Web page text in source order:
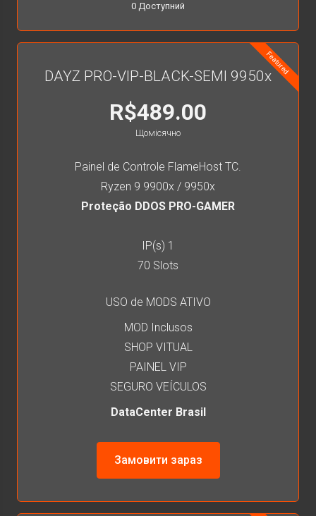
0 Доступний
Featured
DAYZ PRO-VIP-BLACK-SEMI 9950x
R$489.00
Щомісячно
USO de MODS ATIVO
MOD Inclusos
SHOP VITUAL
PAINEL VIP
SEGURO VEÍCULOS
DataCenter Brasil
Painel de Controle FlameHost TC.
Ryzen 9 9900x / 9950x
Proteção DDOS PRO-GAMER
IP(s) 1
70 Slots
Замовити зараз